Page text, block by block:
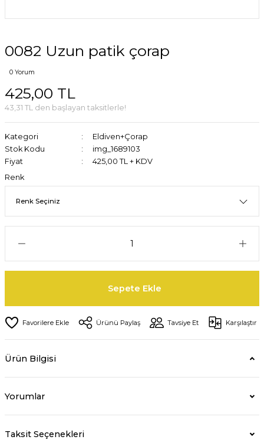
0082 Uzun patik çorap
0 Yorum
425,00 TL
43,31 TL den başlayan taksitlerle!
Kategori
Eldiven+Çorap
Stok Kodu
img_1689103
Fiyat
425,00 TL + KDV
Renk
Sepete Ekle
Ürünü Paylaş Tavsiye Et Karşılaştır
Ürün Bilgisi
Yorumlar
Taksit Seçenekleri